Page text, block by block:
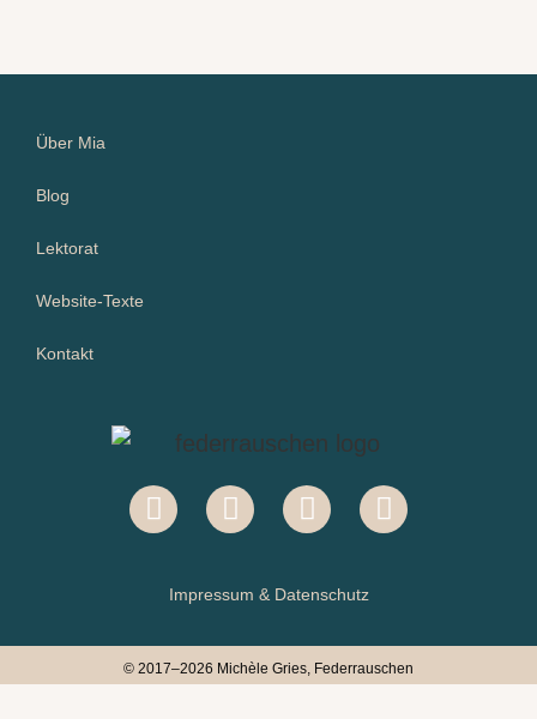
Über Mia
Blog
Lektorat
Website-Texte
Kontakt
Impressum & Datenschutz
© 2017–2026 Michèle Gries, Federrauschen